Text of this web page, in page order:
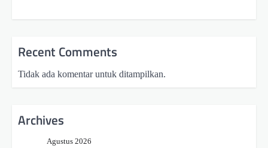
Recent Comments
Tidak ada komentar untuk ditampilkan.
Archives
Agustus 2026